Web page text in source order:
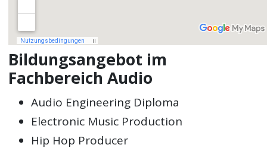
Bildungsangebot im
Fachbereich Audio
Audio Engineering Diploma
Electronic Music Production
Hip Hop Producer